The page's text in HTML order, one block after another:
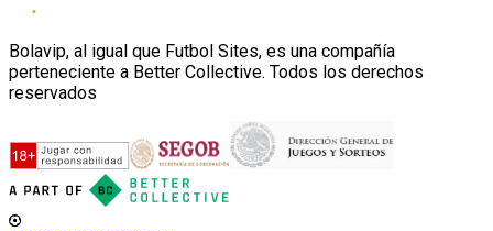
Bolavip, al igual que Futbol Sites, es una compañía
perteneciente a Better Collective. Todos los derechos
reservados